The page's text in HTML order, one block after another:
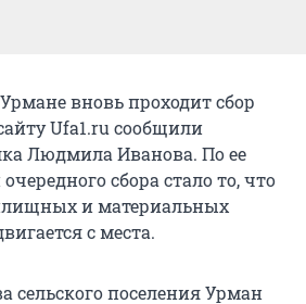
вновь проходит сбор
Ufa1.ru сообщили
Людмила Иванова. По ее
сбора стало то, что
и материальных
с места.
сельского поселения Урман